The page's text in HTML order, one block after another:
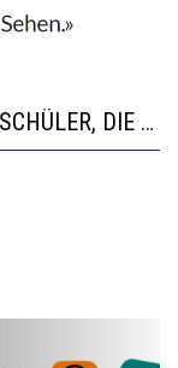
“VIEL ZU VIELE SCHÜLER, DIE GEMESSEN AN IHREN FÄHIGKEITEN GAR NICHT ANS GYMNASIUM GEHÖREN”
DIE GANZE HILFLOSIGKEIT DES BILDUNGSBÜRGERTUMS